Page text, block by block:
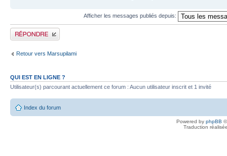
Afficher les messages publiés depuis:
Publier une réponse
Retour vers Marsupilami
QUI EST EN LIGNE ?
Utilisateur(s) parcourant actuellement ce forum : Aucun utilisateur inscrit et 1 invité
Index du forum
Powered by phpBB
Traduction